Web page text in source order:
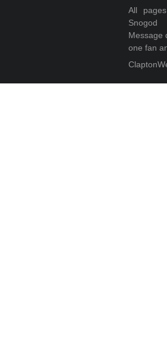
All
Snogod
Message
one fan